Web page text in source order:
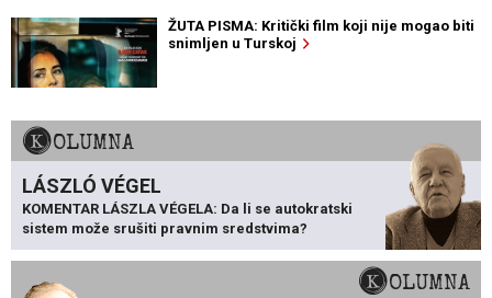
ŽUTA PISMA: Kritički film koji nije mogao biti
snimljen u Turskoj
KOLUMNA
LÁSZLÓ VÉGEL
KOMENTAR LÁSZLA VÉGELA: Da li se autokratski
sistem može srušiti pravnim sredstvima?
KOLUMNA